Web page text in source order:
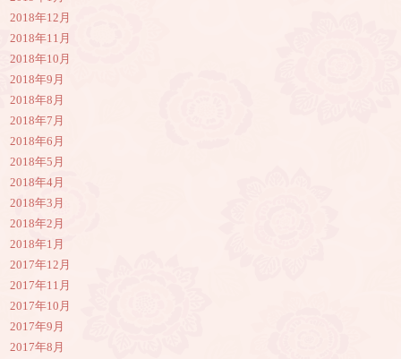
2018年12月
2018年11月
2018年10月
2018年9月
2018年8月
2018年7月
2018年6月
2018年5月
2018年4月
2018年3月
2018年2月
2018年1月
2017年12月
2017年11月
2017年10月
2017年9月
2017年8月